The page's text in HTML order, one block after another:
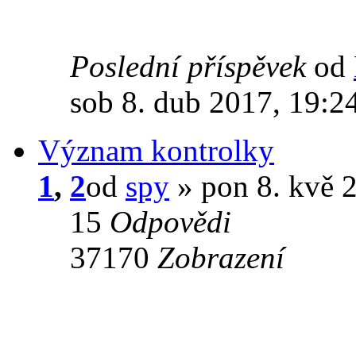
Poslední příspěvek od
sob 8. dub 2017,
Význam kontrolky
1, 2od spy » pon 8. kvě
15 Odpovědi
37170 Zobrazení